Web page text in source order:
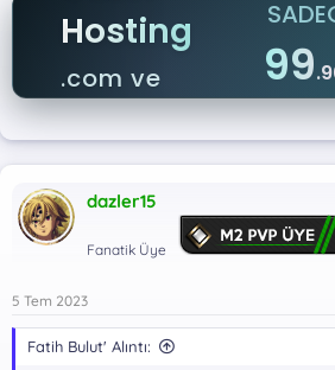
Hosting
.com ve
.net
99
dazler15
Fanatik Üye
5 Tem 2023
Fatih Bulut' Alıntı: